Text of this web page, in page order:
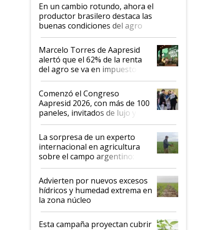
En un cambio rotundo, ahora el
productor brasilero destaca las
buenas condiciones del agro
argentino para invertir: "Los veo
más motivados"
Marcelo Torres de Aapresid
alertó que el 62% de la renta
del agro se va en impuestos:
"No es bueno que en
Argentina se sigan discutiendo
las mismas cosas de hace 50
años"
Comenzó el Congreso
Aapresid 2026, con más de 100
paneles, invitados de lujo y
todas las tendencias
La sorpresa de un experto
internacional en agricultura
sobre el campo argentino:
"Estoy muy impresionado"
Advierten por nuevos excesos
hídricos y humedad extrema en
la zona núcleo
Esta campaña proyectan cubrir